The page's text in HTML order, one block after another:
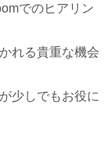
でのヒアリン
れる貴重な機会
少しでもお役に